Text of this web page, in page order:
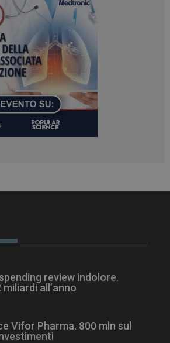
review indolore.
all’anno
Vifor Pharma. 800 mln sul